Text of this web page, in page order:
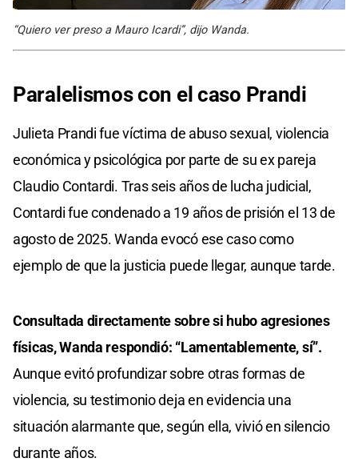
“Quiero ver preso a Mauro Icardi”, dijo Wanda.
Paralelismos con el caso Prandi
Julieta Prandi fue víctima de abuso sexual, violencia
económica y psicológica por parte de su ex pareja
Claudio Contardi. Tras seis años de lucha judicial,
Contardi fue condenado a 19 años de prisión el 13 de
agosto de 2025. Wanda evocó ese caso como
ejemplo de que la justicia puede llegar, aunque tarde.
Consultada directamente sobre si hubo agresiones
físicas, Wanda respondió: “Lamentablemente, sí”.
Aunque evitó profundizar sobre otras formas de
violencia, su testimonio deja en evidencia una
situación alarmante que, según ella, vivió en silencio
durante años.